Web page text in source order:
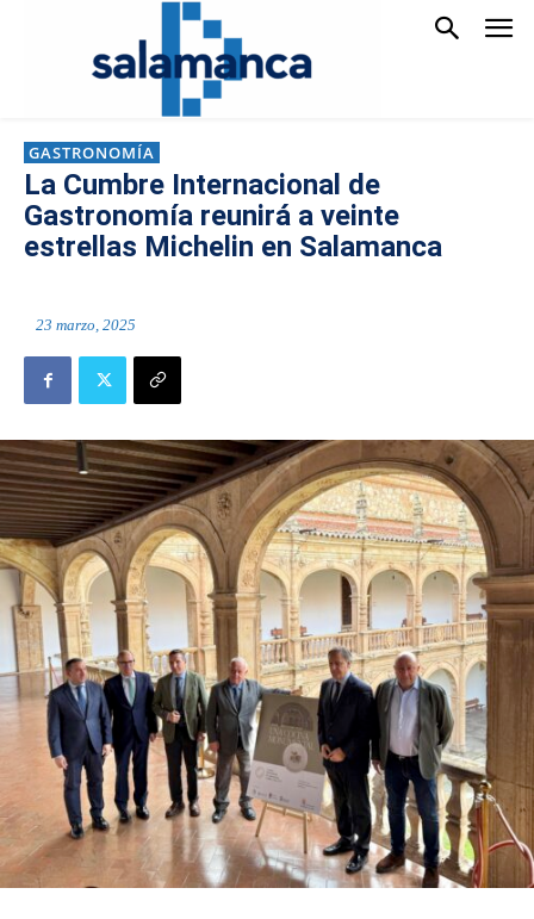
GASTRONOMÍA
La Cumbre Internacional de
Gastronomía reunirá a veinte
estrellas Michelin en Salamanca
23 marzo, 2025